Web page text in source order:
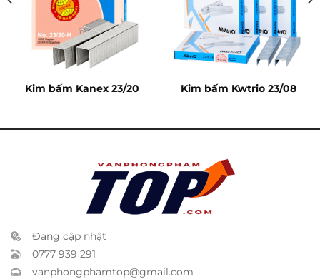
Kim bấm Kanex 23/20 Kim bấm Kwtrio 23/08
Đang cập nhật
0777 939 291
vanphongphamtop@gmail.com